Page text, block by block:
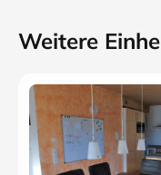
Weitere